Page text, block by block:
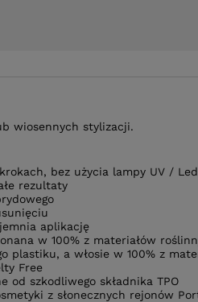
wiosennych stylizacji.
bez użycia lampy UV / Led
rezultaty
aplikację
w 100% z materiałów
plastiku, a włosie w 100% z
Free
od szkodliwego składnika TPO
z słonecznych rejonów